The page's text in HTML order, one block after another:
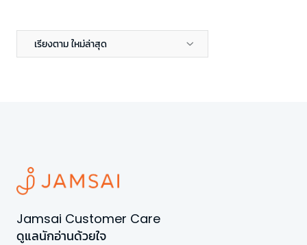
เรียงตาม ใหม่ล่าสุด
Jamsai Customer Care
ดูแลนักอ่านด้วยใจ